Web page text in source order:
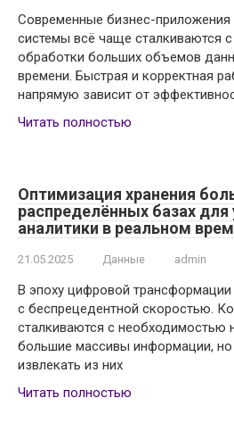
Современные бизнес-приложения
системы всё чаще сталкиваются
обработки больших объемов
времени. Быстрая и корректная
напрямую зависит от
Читать полностью
Оптимизация хранения
распределённых базах для
аналитики в реальном
21.05.2025 Данные admin
В эпоху цифровой
с беспрецедентной скоростью.
сталкиваются с необходимостью
большие массивы информации, но
извлекать из них
Читать полностью